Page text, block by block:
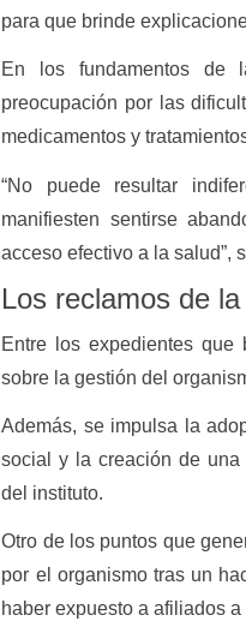
para que brinde
En los fundamentos de
preocupación por las
medicamentos y
“No puede resultar
manifiesten sentirse
acceso efectivo a la salud”,
Los reclamos de
Entre los expedientes que
sobre la gestión del
Además, se impulsa la
social y la creación de una
del instituto.
Otro de los puntos que
por el organismo tras un
haber expuesto a afiliados